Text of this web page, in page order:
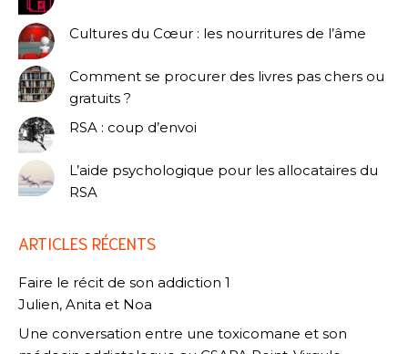
Cultures du Cœur : les nourritures de l’âme
Comment se procurer des livres pas chers ou
gratuits ?
RSA : coup d’envoi
L’aide psychologique pour les allocataires du
RSA
ARTICLES RÉCENTS
Faire le récit de son addiction 1
Julien, Anita et Noa
Une conversation entre une toxicomane et son